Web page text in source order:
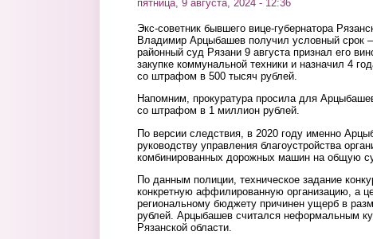
пятница, 9 августа, 2024 - 12:36
Экс-советник бывшего вице-губернатора
Владимир Арцыбашев получил условный
районный суд Рязани 9 августа признал его
закупке коммунальной техники и назначил 4
со штрафом в 500 тысяч рублей.
Напомним, прокуратура просила для
со штрафом в 1 миллион рублей.
По версии следствия, в 2020 году именно
руководству управления благоустройства
комбинированных дорожных машин на общую
По данным полиции, техническое задание
конкретную аффилированную организацию, а
региональному бюджету причинен ущерб в
рублей. Арцыбашев считался неформальным
Рязанской области.